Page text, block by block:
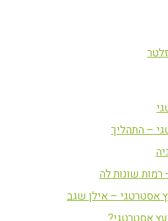
– התהליך
שונות לה
אסטרטגי – אילן שגב